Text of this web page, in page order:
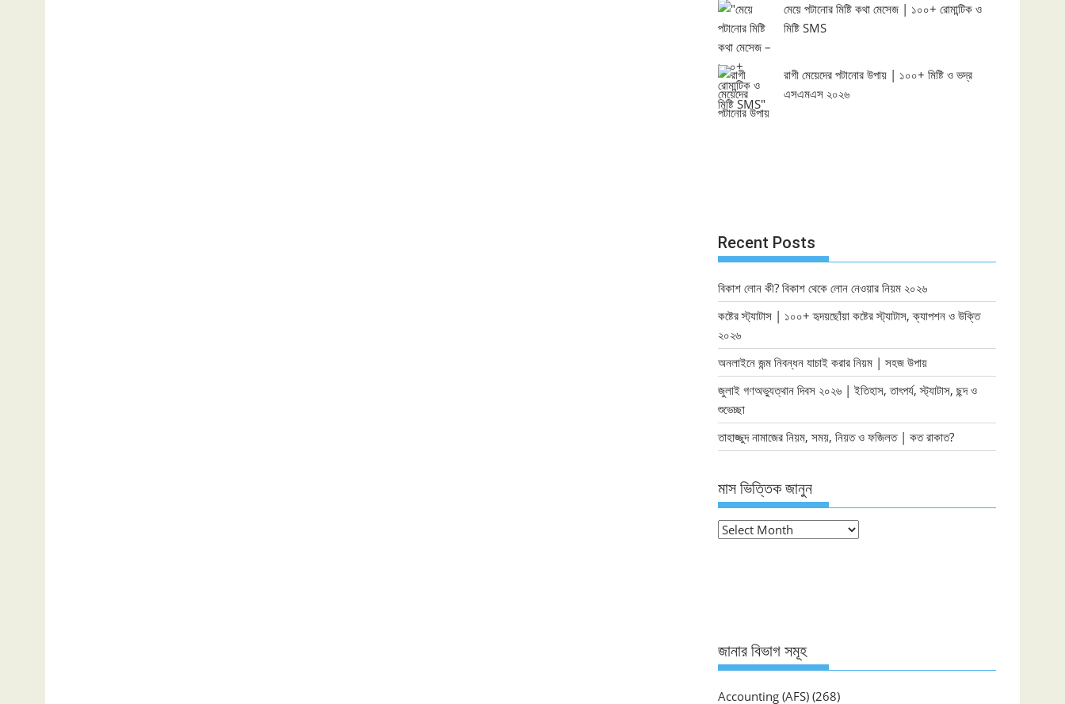
মেয়ে পটানোর মিষ্টি কথা মেসেজ | ১০০+ রোমান্টিক ও
মিষ্টি SMS
রাগী মেয়েদের পটানোর উপায় | ১০০+ মিষ্টি ও ভদ্র
এসএমএস ২০২৬
Recent Posts
বিকাশ লোন কী? বিকাশ থেকে লোন নেওয়ার নিয়ম ২০২৬
কষ্টের স্ট্যাটাস | ১০০+ হৃদয়ছোঁয়া কষ্টের স্ট্যাটাস, ক্যাপশন ও উক্তি
২০২৬
অনলাইনে জন্ম নিবন্ধন যাচাই করার নিয়ম | সহজ উপায়
জুলাই গণঅভ্যুত্থান দিবস ২০২৬ | ইতিহাস, তাৎপর্য, স্ট্যাটাস, ছন্দ ও
শুভেচ্ছা
তাহাজ্জুদ নামাজের নিয়ম, সময়, নিয়ত ও ফজিলত | কত রাকাত?
মাস ভিত্তিক জানুন
মাস
জানার বিভাগ সমূহ
Accounting (AFS) (268)